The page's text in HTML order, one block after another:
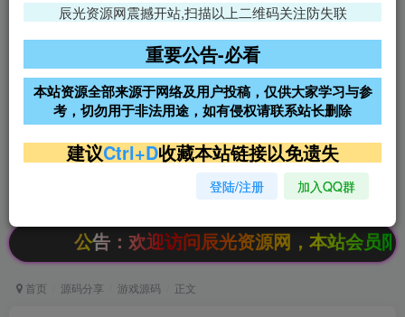
免费领支付宝红包
腾讯轻量4核4G3M服务器38元/
阿里云2核2G200M服务器68元/
年
雨云高防免备案服务器
超低价文字广告位招租 超低价文字广告位招租
超低价文字广告位招租
公告：欢迎访问辰光资源网，本站会员限时特
首页 源码分享 游戏源码 正文
辰光资源网震撼开站,扫描以上二维码关注防失联
重要公告-必看
本站资源全部来源于网络及用户投稿，仅供大家学习与参
考，切勿用于非法用途，如有侵权请联系站长删除
建议Ctrl+D收藏本站链接以免遗失
登陆/注册 加入QQ群